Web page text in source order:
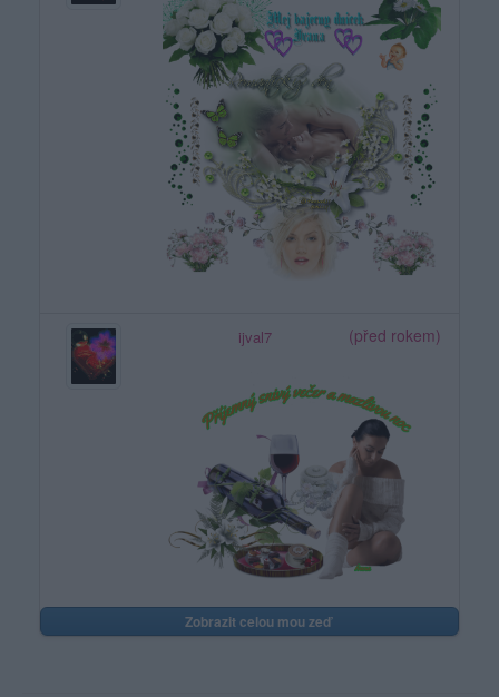
ijval7 (před rokem)
Zobrazit celou mou zeď